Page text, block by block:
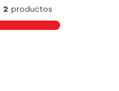
2 productos